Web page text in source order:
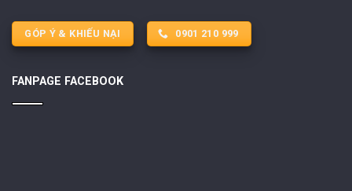
GÓP Ý & KHIẾU NẠI 0901 210 999
FANPAGE FACEBOOK